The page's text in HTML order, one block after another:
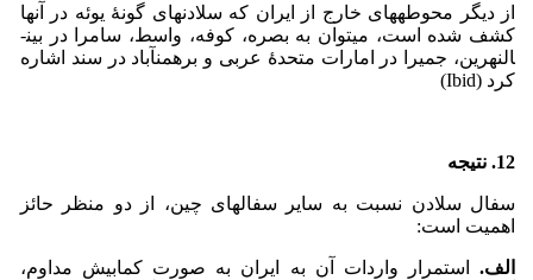
از دیگر محوطه­های خارج از ایران که سلادن­های گونۀ یوئه در آنها
کشف شده است، می­توان به بصره، کوفه، واسط، سامرا در بین­
النهرین، جمیرا در امارات متحدۀ عربی و برهمن­آباد در سند اشاره
کرد (Ibid)
12. نتیجه­
سفال سلادن نسبت به سایر سفال­های چین، از دو منظر حائز
اهمیت است:
الف. استمرار واردات آن به ایران به ­صورت کمابیش مداوم،